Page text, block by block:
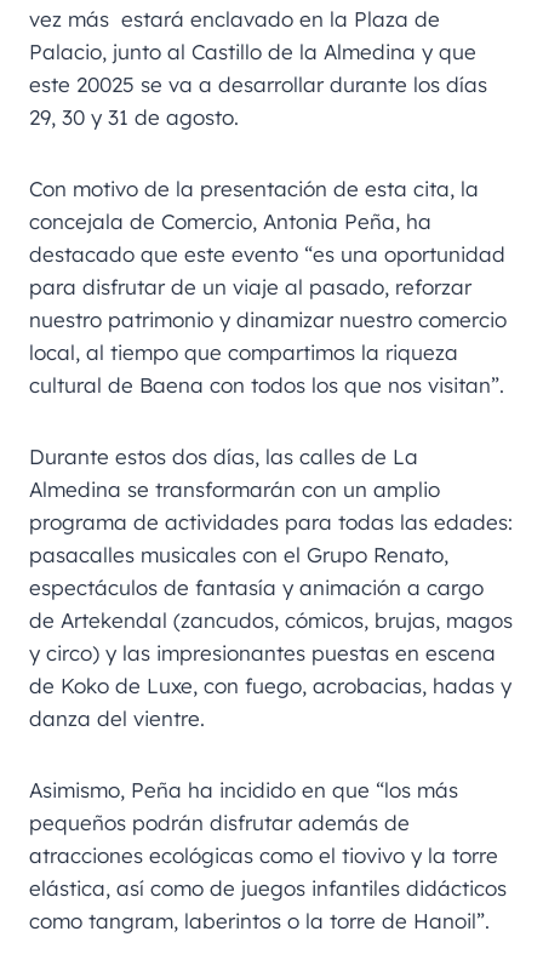
vez más estará enclavado en la Plaza de
Palacio, junto al Castillo de la Almedina y que
este 20025 se va a desarrollar durante los días
29, 30 y 31 de agosto.
Con motivo de la presentación de esta cita, la
concejala de Comercio, Antonia Peña, ha
destacado que este evento “es una oportunidad
para disfrutar de un viaje al pasado, reforzar
nuestro patrimonio y dinamizar nuestro comercio
local, al tiempo que compartimos la riqueza
cultural de Baena con todos los que nos visitan”.
Durante estos dos días, las calles de La
Almedina se transformarán con un amplio
programa de actividades para todas las edades:
pasacalles musicales con el Grupo Renato,
espectáculos de fantasía y animación a cargo
de Artekendal (zancudos, cómicos, brujas, magos
y circo) y las impresionantes puestas en escena
de Koko de Luxe, con fuego, acrobacias, hadas y
danza del vientre.
Asimismo, Peña ha incidido en que “los más
pequeños podrán disfrutar además de
atracciones ecológicas como el tiovivo y la torre
elástica, así como de juegos infantiles didácticos
como tangram, laberintos o la torre de Hanoil”.